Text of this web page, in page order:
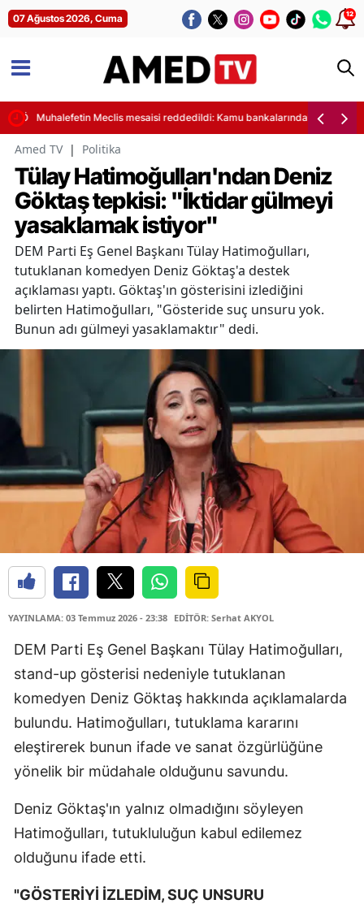
07 Ağustos 2026, Cuma 12
“Öcalan” tartışması
Muhalefetin Meclis mesaisi reddedildi: Kamu bankalarındaki 224
Amed TV | Politika
Tülay Hatimoğulları'ndan Deniz
Göktaş tepkisi: "İktidar gülmeyi
yasaklamak istiyor"
DEM Parti Eş Genel Başkanı Tülay Hatimoğulları,
tutuklanan komedyen Deniz Göktaş'a destek
açıklaması yaptı. Göktaş'ın gösterisini izlediğini
belirten Hatimoğulları, "Gösteride suç unsuru yok.
Bunun adı gülmeyi yasaklamaktır" dedi.
YAYINLAMA: 03 Temmuz 2026 - 23:38 EDİTÖR: Serhat AKYOL
DEM Parti Eş Genel Başkanı Tülay Hatimoğulları,
stand-up gösterisi nedeniyle tutuklanan
komedyen Deniz Göktaş hakkında açıklamalarda
bulundu. Hatimoğulları, tutuklama kararını
eleştirerek bunun ifade ve sanat özgürlüğüne
yönelik bir müdahale olduğunu savundu.
Deniz Göktaş'ın yalnız olmadığını söyleyen
Hatimoğulları, tutukluluğun kabul edilemez
olduğunu ifade etti.
"GÖSTERİYİ İZLEDİM, SUÇ UNSURU